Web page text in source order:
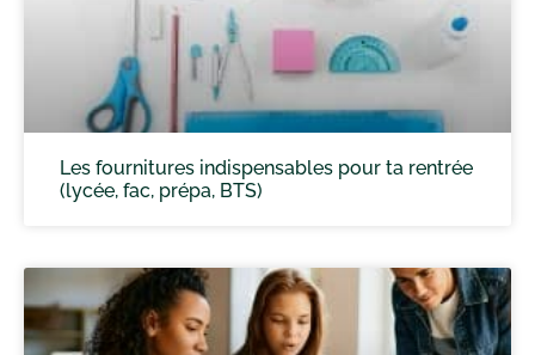
Les fournitures indispensables pour ta rentrée
(lycée, fac, prépa, BTS)